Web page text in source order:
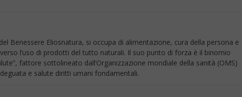
Benessere Eliosnatura, si occupa di alimentazione, cura della persona e
l’uso di prodotti del tutto naturali. Il suo punto di forza è il binomio
fattore sottolineato dall’Organizzazione mondiale della sanità (OMS)
e salute diritti umani fondamentali.